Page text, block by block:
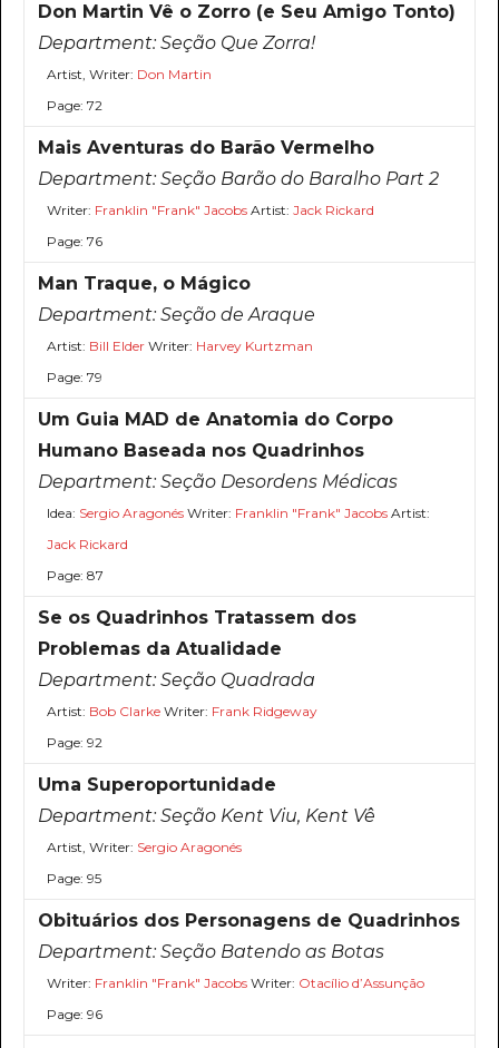
Don Martin Vê o Zorro (e Seu Amigo Tonto)
Department:Seção Que Zorra!
Artist, Writer: Don Martin
Page: 72
Mais Aventuras do Barão Vermelho
Department:Seção Barão do Baralho Part 2
Writer: Franklin "Frank" JacobsArtist: Jack Rickard
Page: 76
Man Traque, o Mágico
Department:Seção de Araque
Artist: Bill ElderWriter: Harvey Kurtzman
Page: 79
Um Guia MAD de Anatomia do Corpo
Humano Baseada nos Quadrinhos
Department:Seção Desordens Médicas
Idea: Sergio AragonésWriter: Franklin "Frank" JacobsArtist:
Jack Rickard
Page: 87
Se os Quadrinhos Tratassem dos
Problemas da Atualidade
Department:Seção Quadrada
Artist: Bob ClarkeWriter: Frank Ridgeway
Page: 92
Uma Superoportunidade
Department:Seção Kent Viu, Kent Vê
Artist, Writer: Sergio Aragonés
Page: 95
Obituários dos Personagens de Quadrinhos
Department:Seção Batendo as Botas
Writer: Franklin "Frank" JacobsWriter: Otacílio d’Assunção
Page: 96